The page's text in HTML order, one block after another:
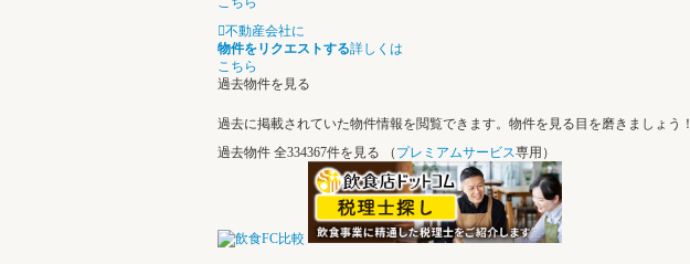
不動産会社に
物件をリクエストする詳しくは
こちら
過去物件を見る
過去に掲載されていた物件情報を閲覧できます。物件を見る目を磨きましょう！
過去物件 全334367件を見る （ プレミアムサービス専用）